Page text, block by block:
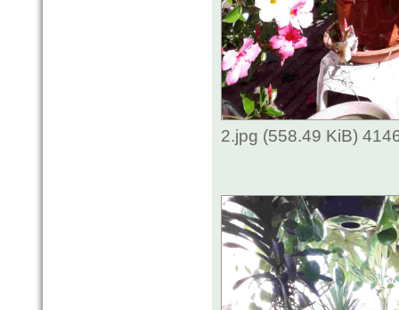
2.jpg (558.49 KiB)